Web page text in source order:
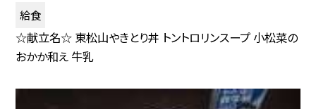
給食
☆献立名☆ 東松山やきとり丼 トントロリンスープ 小松菜の
おかか和え 牛乳